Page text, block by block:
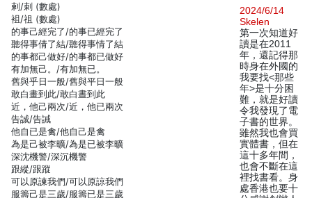
剌/刺 (數處)
袓/祖 (數處)
的事己經完了/的事已經完了
聽得事倩了結/聽得事情了結
的事都己做好/的事都已做好
有加無己。/有加無已。
舊與乎日一般/舊與平日一般
敢白畫到此/敢白晝到此
近，他己兩次/近，他已兩次
告誠/告誡
他自已是禽/他自己是禽
為是己被李曠/為是已被李曠
深沈機警/深沉機警
跟縱/跟蹤
可以原諫我們/可以原諒我們
服籌己是三歲/服籌已是三歲
2024/6/14
Skelen
第一次知道好
讀是在2011
年，還記得那
時身在外國的
我要找<那些
年>是十分困
難，就是好讀
令我發現了電
子書的世界。
雖然我也會買
實體書，但在
這十多年間，
也會不斷在這
裡找書看。身
處香港也要十